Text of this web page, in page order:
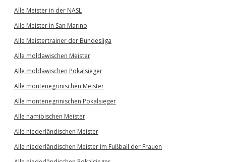
Alle Meister in der NASL
Alle Meister in San Marino
Alle Meistertrainer der Bundesliga
Alle moldawischen Meister
Alle moldawischen Pokalsieger
Alle montenegrinischen Meister
Alle montenegrinischen Pokalsieger
Alle namibischen Meister
Alle niederländischen Meister
Alle niederländischen Meister im Fußball der Frauen